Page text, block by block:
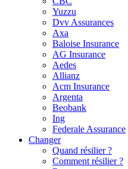
Yuzzu
Dvv Assurances
Axa
Baloise Insurance
AG Insurance
Aedes
Allianz
Acm Insurance
Argenta
Beobank
Ing
Federale Assurance
Changer
Quand résilier ?
Comment résilier ?